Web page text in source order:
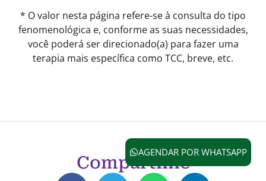
* O valor nesta página refere-se à consulta do tipo
fenomenológica e, conforme as suas necessidades,
você poderá ser direcionado(a) para fazer uma
terapia mais específica como TCC, breve, etc.
Compartilhe
AGENDAR POR WHATSAPP